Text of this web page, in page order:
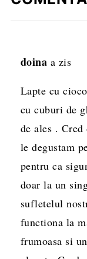
doina a zis
Lapte cu
cu cuburi de
de ales .
le degustam
pentru ca
doar la un
sufletelul
functiona la
frumoasa si